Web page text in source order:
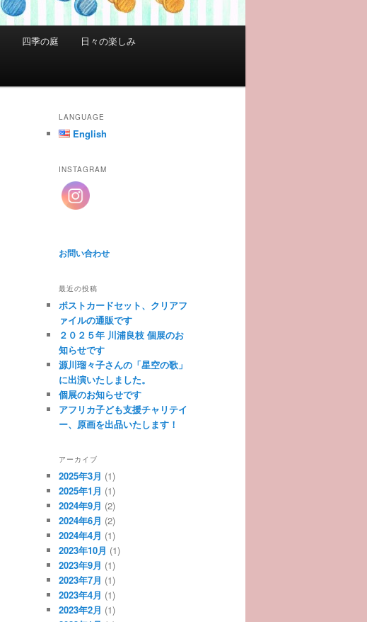
四季の庭 日々の楽しみ
LANGUAGE
English
INSTAGRAM
お問い合わせ
最近の投稿
ポストカードセット、クリアフ
ァイルの通販です
２０２５年 川浦良枝 個展のお
知らせです
源川瑠々子さんの「星空の歌」
に出演いたしました。
個展のお知らせです
アフリカ子ども支援チャリテイ
ー、原画を出品いたします！
アーカイブ
2025年3月 (1)
2025年1月 (1)
2024年9月 (2)
2024年6月 (2)
2024年4月 (1)
2023年10月 (1)
2023年9月 (1)
2023年7月 (1)
2023年4月 (1)
2023年2月 (1)